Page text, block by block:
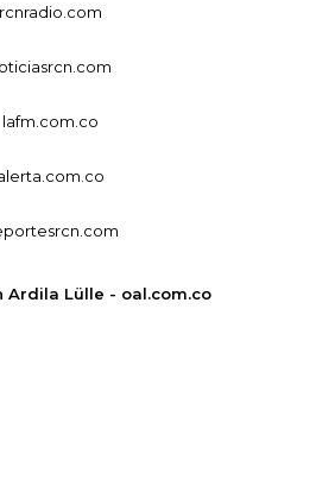
rcnradio.com
lafm.com.co
Ardila Lülle - oal.com.co